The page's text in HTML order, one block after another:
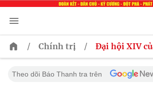
/ Chính trị / Đại hội XIV
Theo dõi Báo Thanh tra trên